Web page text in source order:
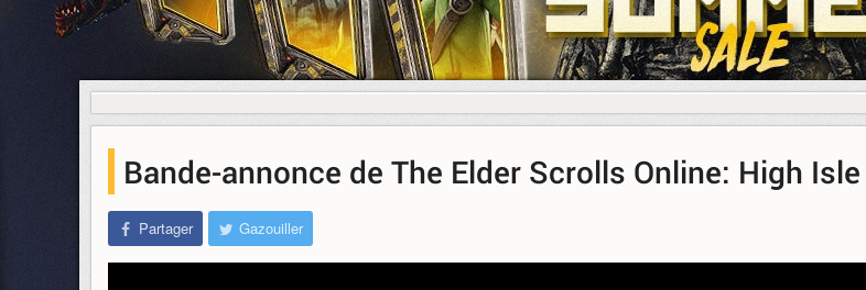
Bande-annonce de The Elder Scrolls Online: High Isle
Partager Gazouiller